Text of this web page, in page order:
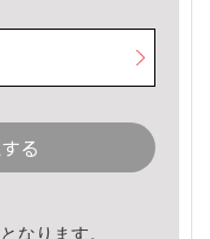
る
なります。